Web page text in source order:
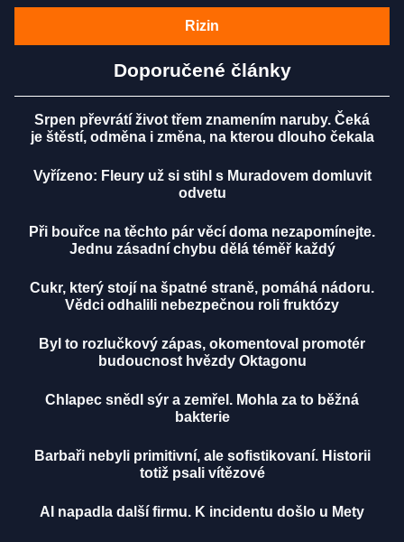
Rizin
Doporučené články
Srpen převrátí život třem znamením naruby. Čeká
je štěstí, odměna i změna, na kterou dlouho čekala
Vyřízeno: Fleury už si stihl s Muradovem domluvit
odvetu
Při bouřce na těchto pár věcí doma nezapomínejte.
Jednu zásadní chybu dělá téměř každý
Cukr, který stojí na špatné straně, pomáhá nádoru.
Vědci odhalili nebezpečnou roli fruktózy
Byl to rozlučkový zápas, okomentoval promotér
budoucnost hvězdy Oktagonu
Chlapec snědl sýr a zemřel. Mohla za to běžná
bakterie
Barbaři nebyli primitivní, ale sofistikovaní. Historii
totiž psali vítězové
AI napadla další firmu. K incidentu došlo u Mety